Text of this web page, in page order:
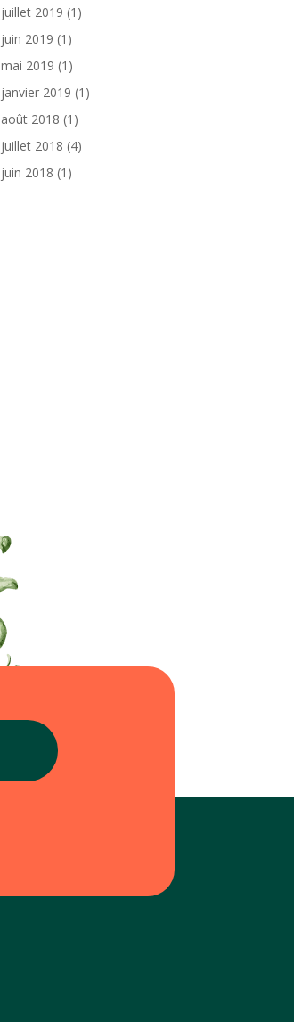
juillet 2019 (1)
juin 2019 (1)
mai 2019 (1)
janvier 2019 (1)
août 2018 (1)
juillet 2018 (4)
juin 2018 (1)